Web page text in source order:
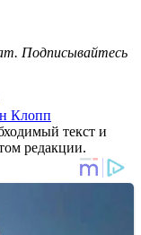
Подписывайтесь
Клопп
текст и
редакции.